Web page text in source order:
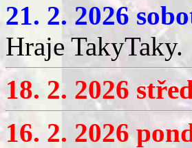
21. 2. 2026
Hraje TakyTaky.
18. 2. 2026
16. 2. 2026